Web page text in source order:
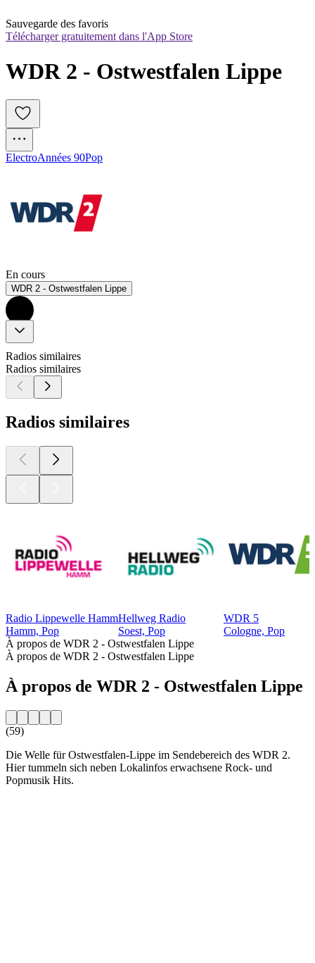
Sauvegarde des favoris
Télécharger gratuitement dans l'App Store
WDR 2 - Ostwestfalen Lippe
ElectroAnnées 90Pop
En cours
WDR 2 - Ostwestfalen Lippe
Radios similaires
Radios similaires
Radios similaires
Radio Lippewelle Hamm
Hamm, Pop
Hellweg Radio
Soest, Pop
WDR 5
Cologne, Pop
À propos de WDR 2 - Ostwestfalen Lippe
À propos de WDR 2 - Ostwestfalen Lippe
À propos de WDR 2 - Ostwestfalen Lippe
(59)
Die Welle für Ostwestfalen-Lippe im Sendebereich des WDR 2.
Hier tummeln sich neben Lokalinfos erwachsene Rock- und
Popmusik Hits.